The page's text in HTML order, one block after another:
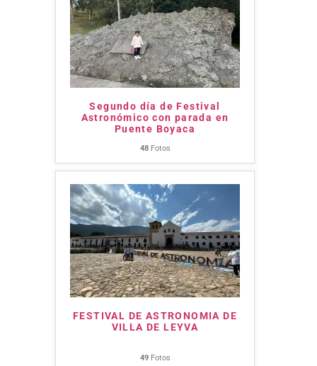
Segundo día de Festival
Astronómico con parada en
Puente Boyaca
48Fotos
FESTIVAL DE ASTRONOMIA DE
VILLA DE LEYVA
49Fotos